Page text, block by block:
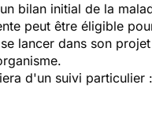
bilan initial de la
peut être éligible
lancer dans son
d'un suivi